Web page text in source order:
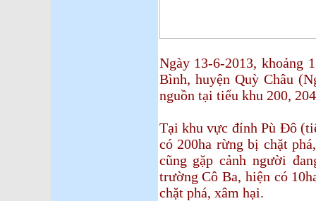
Ngày 13-6-2013, khoảng
Bình, huyện Quỳ Châu
nguồn tại tiểu khu 200,
Tại khu vực đỉnh Pù Đô
có 200ha rừng bị chặt
cũng gặp cảnh người
trường Cô Ba, hiện có
chặt phá, xâm hại.